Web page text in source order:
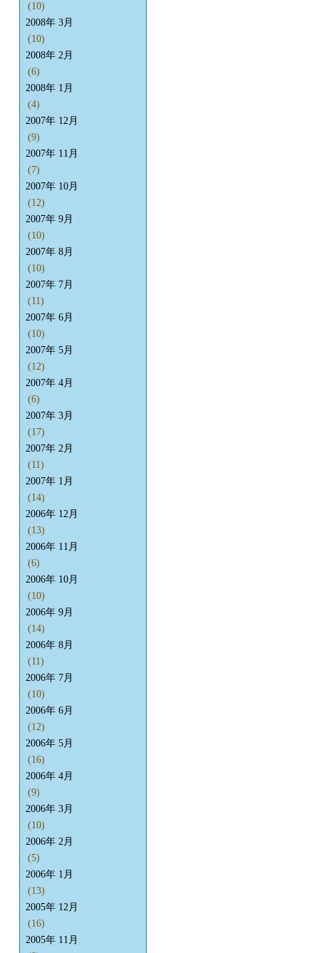
(10)
2008年 3月
(10)
2008年 2月
(6)
2008年 1月
(4)
2007年 12月
(9)
2007年 11月
(7)
2007年 10月
(12)
2007年 9月
(10)
2007年 8月
(10)
2007年 7月
(11)
2007年 6月
(10)
2007年 5月
(12)
2007年 4月
(6)
2007年 3月
(17)
2007年 2月
(11)
2007年 1月
(14)
2006年 12月
(13)
2006年 11月
(6)
2006年 10月
(10)
2006年 9月
(14)
2006年 8月
(11)
2006年 7月
(10)
2006年 6月
(12)
2006年 5月
(16)
2006年 4月
(9)
2006年 3月
(10)
2006年 2月
(5)
2006年 1月
(13)
2005年 12月
(16)
2005年 11月